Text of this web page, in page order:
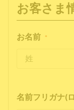
お客さま
お名前 *
名前フリガナ(